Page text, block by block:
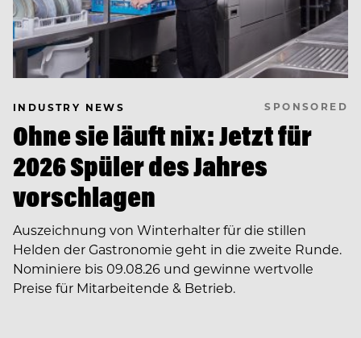
INDUSTRY NEWS SPONSORED
Ohne sie läuft nix: Jetzt für
2026 Spüler des Jahres
vorschlagen
Auszeichnung von Winterhalter für die stillen
Helden der Gastronomie geht in die zweite Runde.
Nominiere bis 09.08.26 und gewinne wertvolle
Preise für Mitarbeitende & Betrieb.